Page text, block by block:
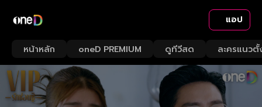
แอป
หน้าหลัก oneD PREMIUM ดูทีวีสด ละครแนวตั้